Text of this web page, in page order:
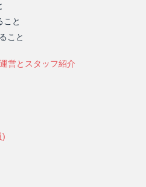
こと
こと
営とスタッフ紹介
)